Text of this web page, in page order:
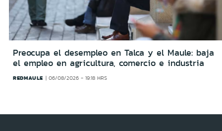
Preocupa el desempleo en Talca y el Maule: baja
el empleo en agricultura, comercio e industria
REDMAULE 06/08/2026 - 19:18 HRS